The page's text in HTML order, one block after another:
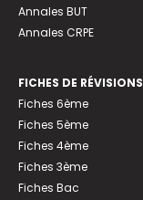
Annales BUT
Annales CRPE
FICHES DE RÉVISIONS
Fiches 6ème
Fiches 5ème
Fiches 4ème
Fiches 3ème
Fiches Bac